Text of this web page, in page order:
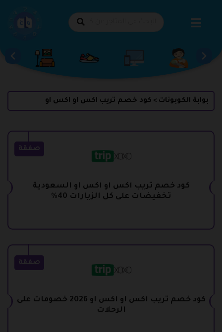
بوابة الكوبونات > كود خصم تريب اكس او اكس او
صفقة
كود خصم تريب اكس او اكس او السعودية
تخفيضات على كل الزيارات 40%
صفقة
كود خصم تريب اكس او اكس او 2026 خصومات على
الرحلات